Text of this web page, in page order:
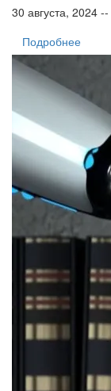
30 августа, 2024 --
Подробнее